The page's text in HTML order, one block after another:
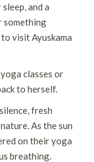
and a
something
visit Ayuskama
classes or
to herself.
fresh
As the sun
on their yoga
breathing.